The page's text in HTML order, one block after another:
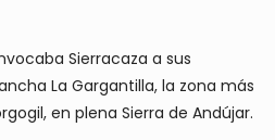
Sierracaza a sus
La Gargantilla, la zona más
en plena Sierra de Andújar.